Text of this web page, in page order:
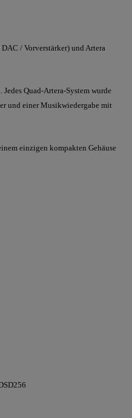
/ Vorverstärker) und Artera
Quad-Artera-System wurde
und einer Musikwiedergabe mit
einzigen kompakten Gehäuse